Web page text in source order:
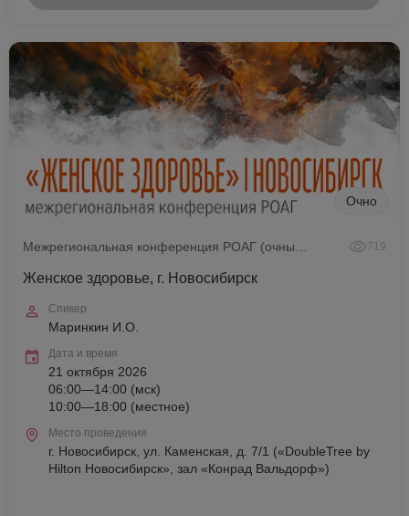
Очно
719
Женское здоровье, г. Новосибирск
Спикер
Маринкин И.О.
Дата и время
21 октября 2026
06:00—14:00 (мск)
10:00—18:00 (местное)
Место проведения
г. Новосибирск, ул. Каменская, д. 7/1 («DoubleTree by
Hilton Новосибирск», зал «Конрад Вальдорф»)